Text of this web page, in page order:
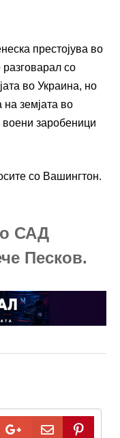
престојува во
со
во Украина, но
земјата во
заробеници
со Вашингтон.
САД
Песков.